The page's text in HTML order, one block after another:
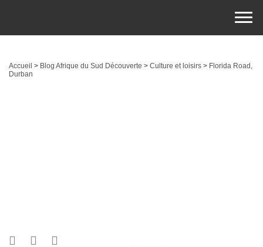
Accueil > Blog Afrique du Sud Découverte > Culture et loisirs > Florida Road,
Durban